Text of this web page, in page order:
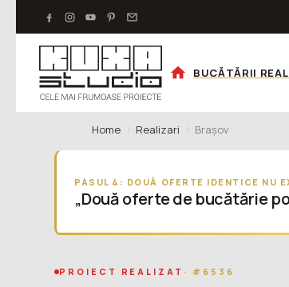
BUCĂTĂRII
Home Realizari Brașov
PASUL 4: DOUĂ OFERTE IDENTICE NU
„Două oferte de bucătărie
PROIECT REALIZAT · #6536